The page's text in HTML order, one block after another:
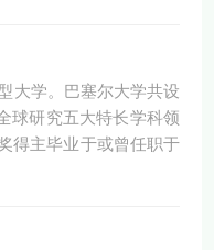
大学。巴塞尔大学共设
球研究五大特长学科领
得主毕业于或曾任职于